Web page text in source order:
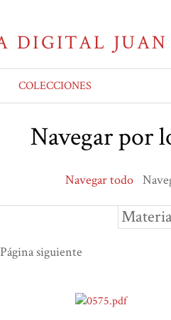
COLECCIONES
Navegar por
Navegar todo
Página siguiente